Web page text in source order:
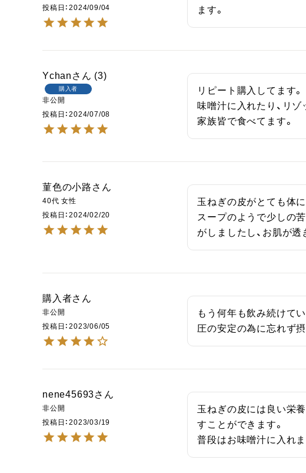
投稿日
2024/09/04
ます。
Ychan 3
購入者
非公開
投稿日
2024/07/08
リピート購入してます。
味噌汁に入れたり、リゾ
家族皆で食べてます。
菫色の小路
40代 女性
投稿日
2024/02/20
玉ねぎの皮がとても体
スープのようで少しの
がしましたし、お肌が
購入者
非公開
投稿日
2023/06/05
もう何年も飲み続けて
圧の安定の為に忘れず
nene45693
非公開
投稿日
2023/03/19
玉ねぎの皮には良い栄
すことができます。
普段はお味噌汁に入れ